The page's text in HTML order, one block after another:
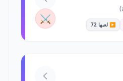
▶️ لعبها 72 ⚔️